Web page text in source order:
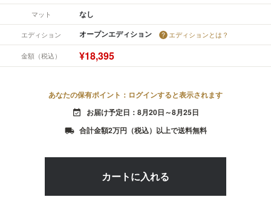
マット なし
エディション オープンエディション エディションとは？
金額（税込） ¥18,395
あなたの保有ポイント：ログインすると表示されます
event_available お届け予定日：8月20日～8月25日
local_shipping 合計金額2万円（税込）以上で送料無料